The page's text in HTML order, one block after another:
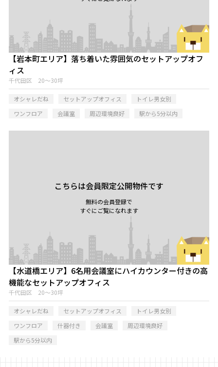
【岩本町エリア】落ち着いた雰囲気のセットアップオフ
ィス
千代田区 20～30坪
オシャレだね セットアップオフィス
トイレ男女別
ワンフロア
会議室 周辺環境良好 駅から5分以内
こちらは会員限定公開物件です
無料の会員登録で
すぐにご覧になれます
【水道橋エリア】6名用会議室にハイカウンター付きの高
機能なセットアップオフィス
千代田区 20～30坪
オシャレだね セットアップオフィス
トイレ男女別
ワンフロア
什器付き 会議室
周辺環境良好
駅から5分以内